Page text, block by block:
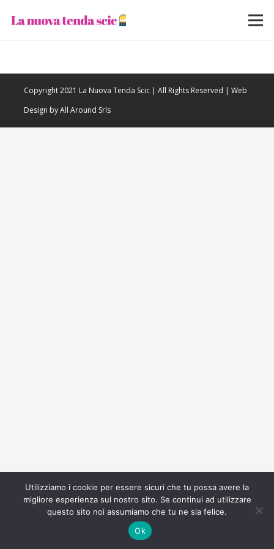
Copyright 2021 La Nuova Tenda Scic | All Rights Reserved | Web
Design by All Around Srls
Utilizziamo i cookie per essere sicuri che tu possa avere la
migliore esperienza sul nostro sito. Se continui ad utilizzare
questo sito noi assumiamo che tu ne sia felice.
Ok